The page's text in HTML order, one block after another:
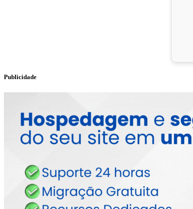
Publicidade